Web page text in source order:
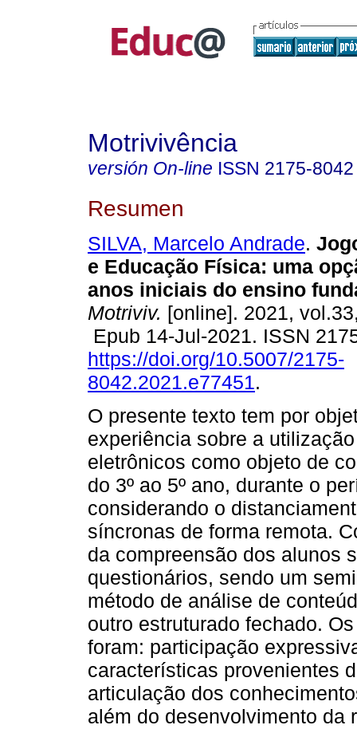
Motrivivência
versión On-line ISSN 2175-8042
Resumen
SILVA, Marcelo Andrade.
e Educação Física: uma
anos iniciais do ensino
Motriviv. [online]. 2021,
Epub 14-Jul-2021. ISSN
https://doi.org/10.5007/2175-
8042.2021.e77451.
O presente texto tem por
experiência sobre a
eletrônicos como objeto de
do 3º ao 5º ano, durante o
considerando o
síncronas de forma remota.
da compreensão dos alunos
questionários, sendo um
método de análise de
outro estruturado fechado.
foram: participação
características provenientes
articulação dos
além do desenvolvimento da